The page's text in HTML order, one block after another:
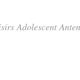
Adolescent